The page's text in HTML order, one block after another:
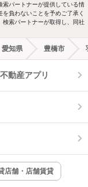
洗面台
ガス
トロック
ーネット無料
索パートナーが提供している情
負わないことを予めご了承く
索パートナーが取得し、同社
愛知県 豊橋市
動産アプリ
店舗・店舗賃貸